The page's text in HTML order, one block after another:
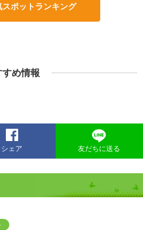
ポットランキング
すめ情報
シェア 友だちに送る